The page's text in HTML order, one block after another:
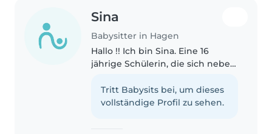
Sina
Babysitter in Hagen
Hallo !! Ich bin Sina. Eine 16
jährige Schülerin, die sich neben
verdienen möchte. Ich bin sehr
freundlich, zuverlässig und
Tritt Babysits bei, um dieses
vollständige Profil zu sehen.